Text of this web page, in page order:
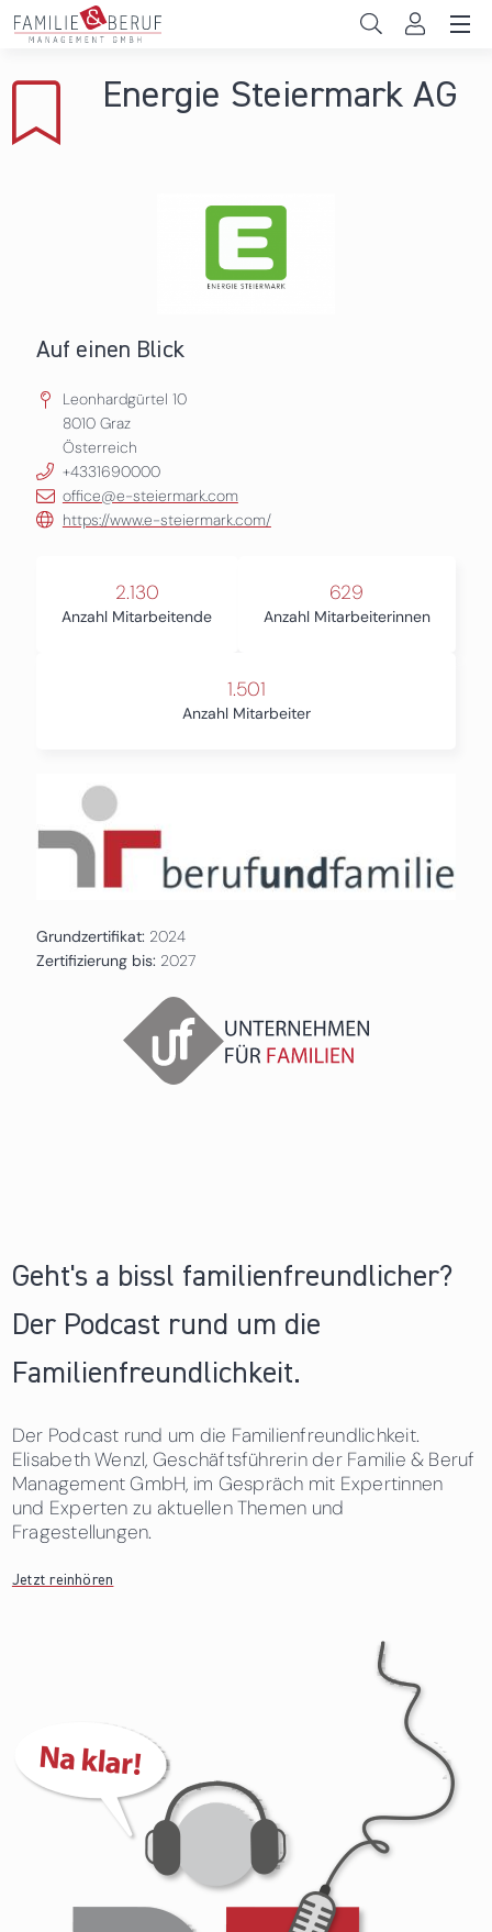
Direkt zum Inhalt
Gemeinden
Energie Steiermark AG
Auf einen Blick
Leonhardgürtel 10
8010 Graz
Österreich
+4331690000
office@e-steiermark.com
https://www.e-steiermark.com/
2.130
Anzahl Mitarbeitende
629
Anzahl Mitarbeiterinnen
1.501
Anzahl Mitarbeiter
Grundzertifikat: 2024
Zertifizierung bis: 2027
Geht's a bissl familienfreundlicher?
Der Podcast rund um die
Familienfreundlichkeit.
Der Podcast rund um die Familienfreundlichkeit.
Elisabeth Wenzl, Geschäftsführerin der Familie & Beruf
Management GmbH, im Gespräch mit Expertinnen
und Experten zu aktuellen Themen und
Fragestellungen.
Jetzt reinhören